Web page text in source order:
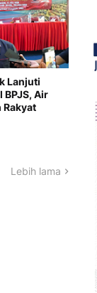
Lanjuti
BPJS, Air
Rakyat
Lebih lama